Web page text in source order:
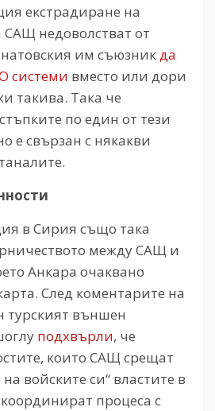
екстрадиране на
САЩ недоволстват от
им съюзникда
системи вместо или дори
такива. Така че
по един от тези
е свързан с някакви
в Сирия също така
между САЩ и
Анкара очаквано
След коментарите на
турският външен
подхвърли, че
които САЩ срещат
войските си“ властите в
процеса с